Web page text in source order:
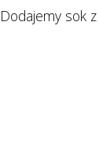
sok z